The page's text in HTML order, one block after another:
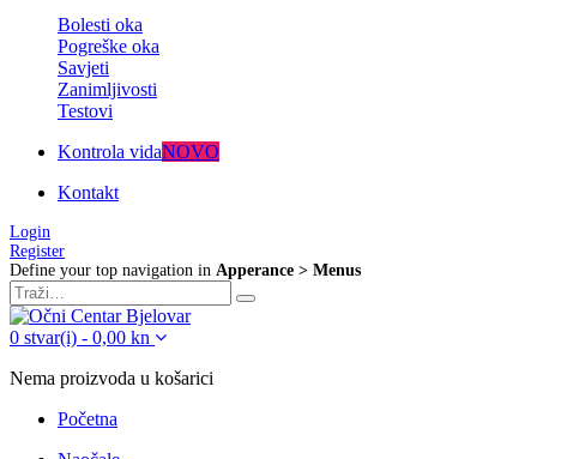
Bolesti oka
Pogreške oka
Savjeti
Zanimljivosti
Testovi
Kontrola vidaNOVO
Kontakt
Login
Register
Define your top navigation in Apperance > Menus
0 stvar(i) - 0,00 kn
Nema proizvoda u košarici
Početna